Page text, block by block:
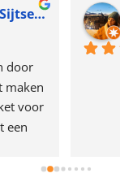
Corneline Sijtsema
door
maken
voor
een